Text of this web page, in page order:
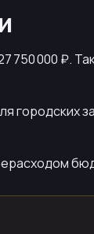
750 000 ₽.
городских